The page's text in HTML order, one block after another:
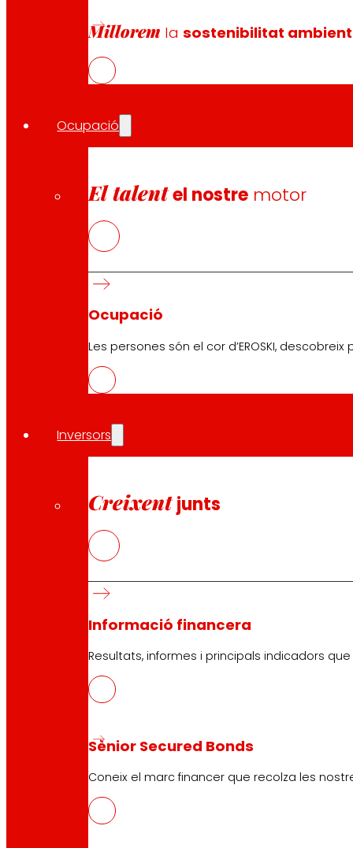
Millorem lasostenibilitat
Ocupació
El talentel nostre motor
Ocupació
Les persones són el cor d’EROSKI,
Inversors
Creixent junts
Informació financera
Resultats, informes i principals indicadors
Sènior Secured Bonds
Coneix el marc financer que recolza les
Segueix-nos
Atenció al client:944 943 444. De dilluns a dissabte
Compromisos
Premsa
Innovació
Cercador de botigues
Supermercat en línia
Electrònica
Assegurances
Finançament
Targeta EROSKI club Mastercard
Encàrrecs
Esdeveniments